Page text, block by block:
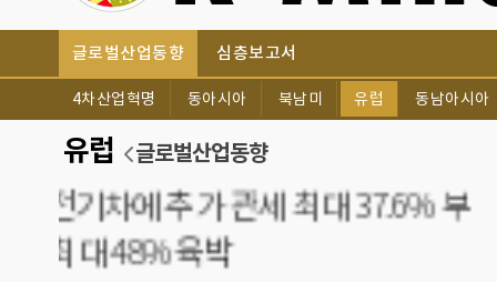
글로벌산업동향 심층보고서
4차산업혁명 동아시아 북남미 유럽 동남아시아
유럽 글로벌산업동향
[유럽